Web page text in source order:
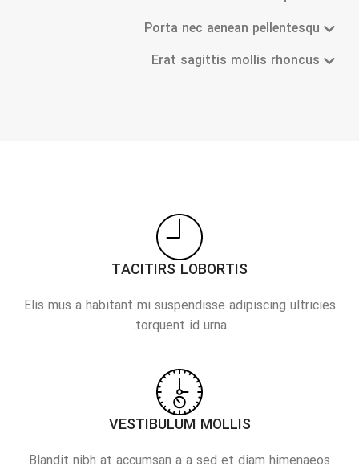
Porta nec aenean pellentesqu
Erat sagittis mollis rhoncus
TACITIRS LOBORTIS
Elis mus a habitant mi suspendisse adipiscing ultricies
torquent id urna.
VESTIBULUM MOLLIS
Blandit nibh at accumsan a a sed et diam himenaeos